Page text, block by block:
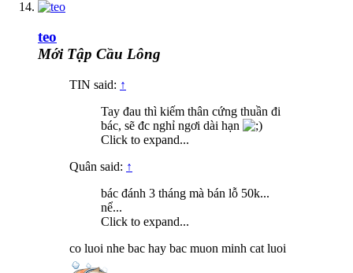
teo
Mới Tập Cầu Lông
TIN said: ↑
Tay đau thì kiếm thân cứng thuần đi
bác, sẽ đc nghỉ ngơi dài hạn
Click to expand...
Quân said: ↑
bác đánh 3 tháng mà bán lỗ 50k...
nể...
Click to expand...
co luoi nhe bac hay bac muon minh cat luoi